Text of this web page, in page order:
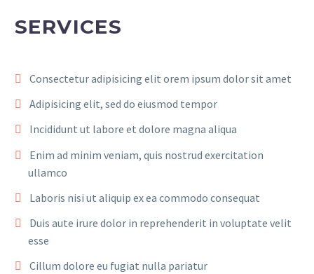
SERVICES
Consectetur adipisicing elit orem ipsum dolor sit amet
Adipisicing elit, sed do eiusmod tempor
Incididunt ut labore et dolore magna aliqua
Enim ad minim veniam, quis nostrud exercitation
ullamco
Laboris nisi ut aliquip ex ea commodo consequat
Duis aute irure dolor in reprehenderit in voluptate velit
esse
Cillum dolore eu fugiat nulla pariatur